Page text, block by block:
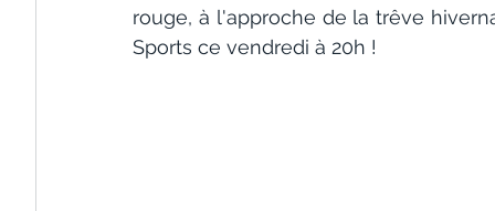
rouge, à l'approche de la trêve
Sports ce vendredi à 20h !